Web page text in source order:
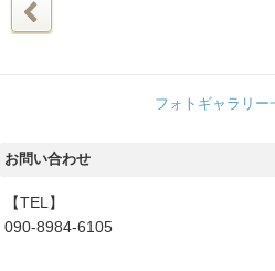
フォトギャラリー
お問い合わせ
【TEL】
090-8984-6105